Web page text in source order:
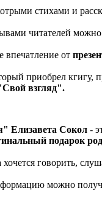
стихами и
читателей
впечатление от
приобрел кгигу,
взгляд".
Елизавета Сокол -
подарок
говорить,
можно